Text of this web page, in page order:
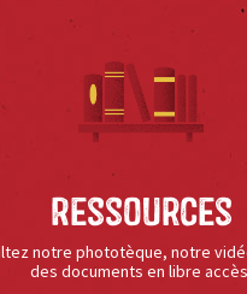
Ressources
notre phototèque, notre
des documents en libre